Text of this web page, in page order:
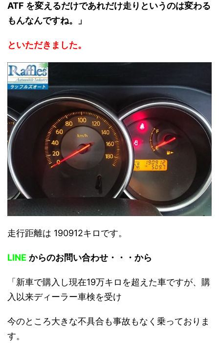
ATF を変えるだけであれだけ走りというのは変わる
もんなんですね。」
といただきました。
走行距離は 190912キロです。
LINE からのお問い合わせ・・・から
「新車で購入し現在19万キロを超えた車ですが、購
入以来ディーラー車検を受け
今のところ大きな不具合も事故もなく乗っておりま
す。